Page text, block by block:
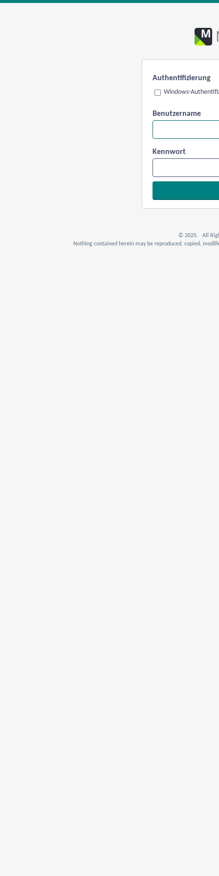
Authentifizierung
Windows-
Benutzername
Kennwort
© 2025. All
Nothing contained herein may be reproduced, copied,